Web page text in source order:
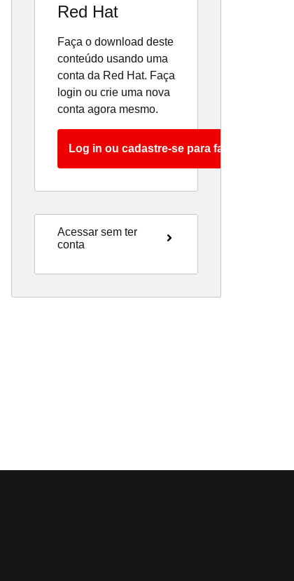
Red Hat
Faça o download deste
conteúdo usando uma
conta da Red Hat. Faça
login ou crie uma nova
conta agora mesmo.
Log in ou cadastre-se para fazer o
Acessar sem ter
conta